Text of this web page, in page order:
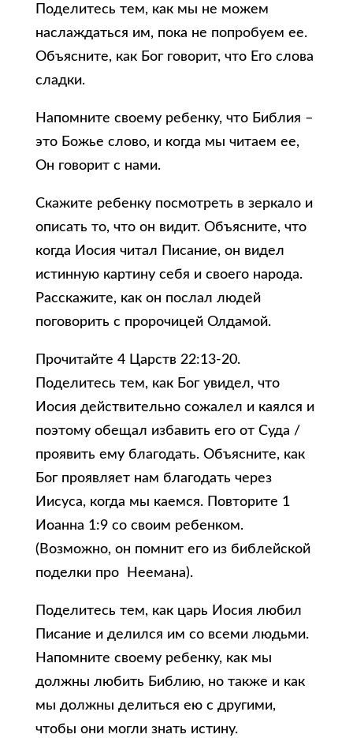
Поделитесь тем, как мы не можем
наслаждаться им, пока не попробуем ее.
Объясните, как Бог говорит, что Его слова
сладки.
Напомните своему ребенку, что Библия –
это Божье слово, и когда мы читаем ее,
Он говорит с нами.
Скажите ребенку посмотреть в зеркало и
описать то, что он видит. Объясните, что
когда Иосия читал Писание, он видел
истинную картину себя и своего народа.
Расскажите, как он послал людей
поговорить с пророчицей Олдамой.
Прочитайте 4 Царств 22:13-20.
Поделитесь тем, как Бог увидел, что
Иосия действительно сожалел и каялся и
поэтому обещал избавить его от Суда /
проявить ему благодать. Объясните, как
Бог проявляет нам благодать через
Иисуса, когда мы каемся. Повторите 1
Иоанна 1:9 со своим ребенком.
(Возможно, он помнит его из библейской
поделки про Неемана).
Поделитесь тем, как царь Иосия любил
Писание и делился им со всеми людьми.
Напомните своему ребенку, как мы
должны любить Библию, но также и как
мы должны делиться ею с другими,
чтобы они могли знать истину.